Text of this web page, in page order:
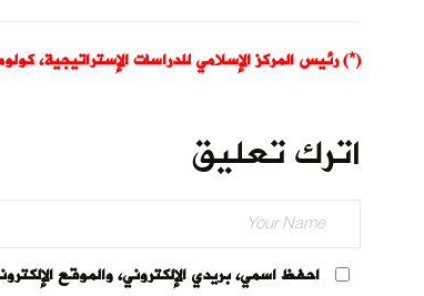
(*) رئيس المركز الإسلامي للدراسات الإستراتيجية،
اترك تعليق
احفظ اسمي، بريدي الإلكتروني، والموقع